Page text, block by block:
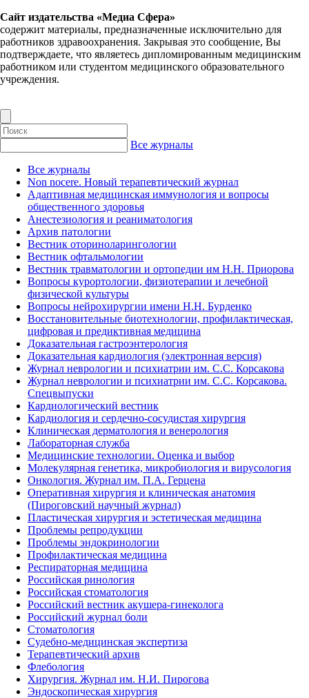
Сайт издательства «Медиа Сфера»
содержит материалы, предназначенные исключительно для
работников здравоохранения. Закрывая это сообщение, Вы
подтверждаете, что являетесь дипломированным медицинским
работником или студентом медицинского образовательного
учреждения.
Все журналы
Все журналы
Non nocere. Новый терапевтический журнал
Адаптивная медицинская иммунология и вопросы
общественного здоровья
Анестезиология и реаниматология
Архив патологии
Вестник оториноларингологии
Вестник офтальмологии
Вестник травматологии и ортопедии им Н.Н. Приорова
Вопросы курортологии, физиотерапии и лечебной
физической культуры
Вопросы нейрохирургии имени Н.Н. Бурденко
Восстановительные биотехнологии, профилактическая,
цифровая и предиктивная медицина
Доказательная гастроэнтерология
Доказательная кардиология (электронная версия)
Журнал неврологии и психиатрии им. С.С. Корсакова
Журнал неврологии и психиатрии им. С.С. Корсакова.
Спецвыпуски
Кардиологический вестник
Кардиология и сердечно-сосудистая хирургия
Клиническая дерматология и венерология
Лабораторная служба
Медицинские технологии. Оценка и выбор
Молекулярная генетика, микробиология и вирусология
Онкология. Журнал им. П.А. Герцена
Оперативная хирургия и клиническая анатомия
(Пироговский научный журнал)
Пластическая хирургия и эстетическая медицина
Проблемы репродукции
Проблемы эндокринологии
Профилактическая медицина
Респираторная медицина
Российская ринология
Российская стоматология
Российский вестник акушера-гинеколога
Российский журнал боли
Стоматология
Судебно-медицинская экспертиза
Терапевтический архив
Флебология
Хирургия. Журнал им. Н.И. Пирогова
Эндоскопическая хирургия